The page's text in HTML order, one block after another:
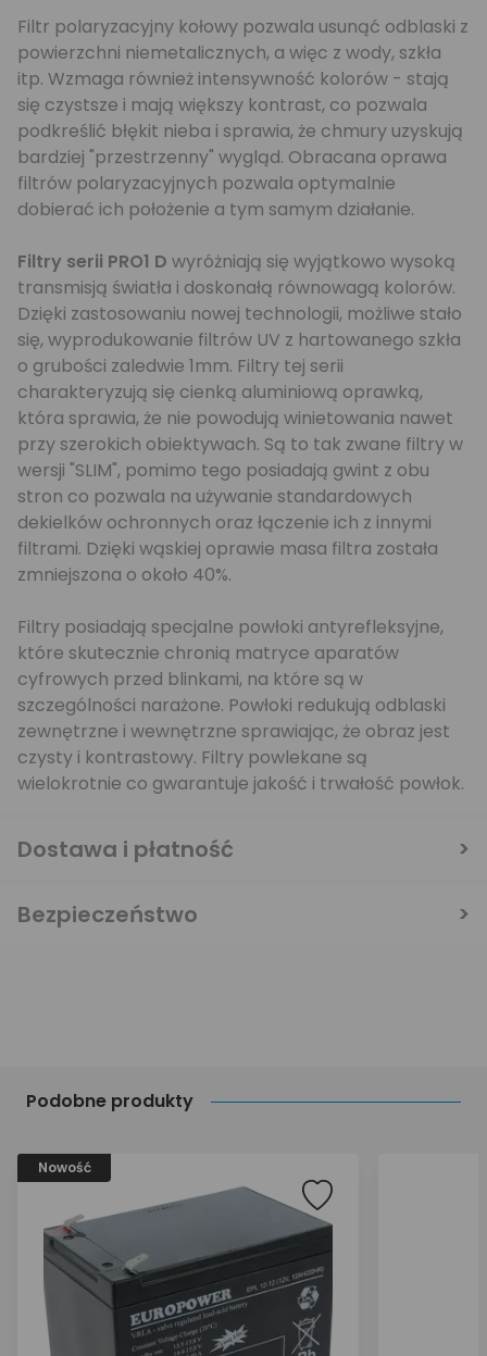
Podobne produkty
Nowość
Filtr polaryzacyjny kołowy pozwala usunąć odblaski z
powierzchni niemetalicznych, a więc z wody, szkła
itp. Wzmaga również intensywność kolorów - stają
się czystsze i mają większy kontrast, co pozwala
podkreślić błękit nieba i sprawia, że chmury uzyskują
bardziej "przestrzenny" wygląd. Obracana oprawa
filtrów polaryzacyjnych pozwala optymalnie
dobierać ich położenie a tym samym działanie.
Filtry serii PRO1 D wyróżniają się wyjątkowo wysoką
transmisją światła i doskonałą równowagą kolorów.
Dzięki zastosowaniu nowej technologii, możliwe stało
się, wyprodukowanie filtrów UV z hartowanego szkła
o grubości zaledwie 1mm. Filtry tej serii
charakteryzują się cienką aluminiową oprawką,
która sprawia, że nie powodują winietowania nawet
przy szerokich obiektywach. Są to tak zwane filtry w
wersji "SLIM", pomimo tego posiadają gwint z obu
stron co pozwala na używanie standardowych
dekielków ochronnych oraz łączenie ich z innymi
filtrami. Dzięki wąskiej oprawie masa filtra została
zmniejszona o około 40%.
Filtry posiadają specjalne powłoki antyrefleksyjne,
które skutecznie chronią matryce aparatów
cyfrowych przed blinkami, na które są w
szczególności narażone. Powłoki redukują odblaski
zewnętrzne i wewnętrzne sprawiając, że obraz jest
czysty i kontrastowy. Filtry powlekane są
wielokrotnie co gwarantuje jakość i trwałość powłok.
Dostawa i płatność
Bezpieczeństwo